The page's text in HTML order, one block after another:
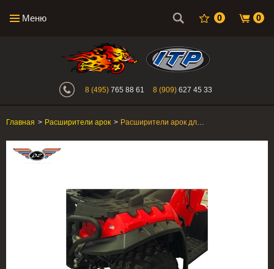
Меню 0 0
Интернет-магазин "Поросенок".
8 (495) 765 88 61 8 (909) 627 45 33
Главная > Расширители арок > Расширители арок для квадроцикла Polaris Sportsman Touring XP 850/550 Direction 2 Inc